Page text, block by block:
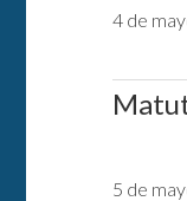
4 de
5 de